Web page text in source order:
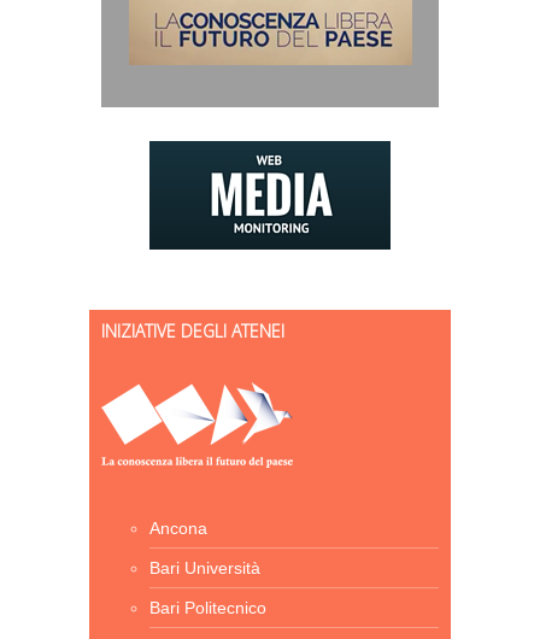
INIZIATIVE DEGLI ATENEI
Ancona
Bari Università
Bari Politecnico